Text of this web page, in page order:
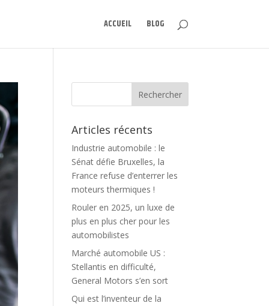
ACCUEIL BLOG
Articles récents
Industrie automobile : le
Sénat défie Bruxelles, la
France refuse d’enterrer les
moteurs thermiques !
Rouler en 2025, un luxe de
plus en plus cher pour les
automobilistes
Marché automobile US :
Stellantis en difficulté,
General Motors s’en sort
Qui est l’inventeur de la